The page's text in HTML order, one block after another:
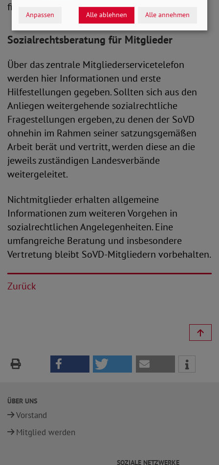
finden Sie unter
www.sovd.de/kontakt
Sozialrechtsberatung für Mitglieder
Über das zentrale Mitgliederservicetelefon
werden hier Informationen und erste
Hilfestellungen gegeben. Sollten sich aus den
Anliegen weitergehende sozialrechtliche
Fragestellungen ergeben, zu denen der SoVD
ohnehin im Rahmen seiner satzungsgemäßen
Arbeit berät und vertritt, werden diese an die
jeweils zuständigen Landesverbände
weitergeleitet.
Nichtmitglieder erhalten allgemeine
Informationen zum weiteren Vorgehen in
sozialrechtlichen Angelegenheiten. Eine
umfangreiche Beratung und insbesondere
Vertretung bleibt SoVD-Mitgliedern vorbehalten.
Zurück
ÜBER UNS
Vorstand
Mitglied werden
SOZIALE NETZWERKE
Anpassen Alle ablehnen Alle annehmen